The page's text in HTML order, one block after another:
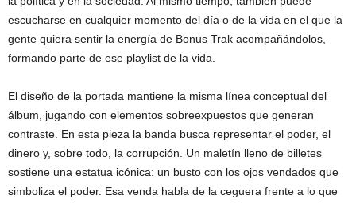
escucharse en cualquier momento del día o de la vida en el que la
gente quiera sentir la energía de Bonus Trak acompañándolos,
formando parte de ese playlist de la vida.
El diseño de la portada mantiene la misma línea conceptual del
álbum, jugando con elementos sobreexpuestos que generan
contraste. En esta pieza la banda busca representar el poder, el
dinero y, sobre todo, la corrupción. Un maletín lleno de billetes
sostiene una estatua icónica: un busto con los ojos vendados que
simboliza el poder. Esa venda habla de la ceguera frente a lo que